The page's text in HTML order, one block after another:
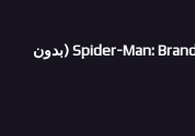
مراجعة فلم Spider-Man: Brand New Day (بدون